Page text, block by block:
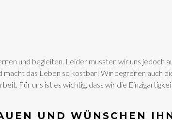
und begleiten. Leider mussten wir uns jedoch
das Leben so kostbar! Wir begreifen auch
Für uns ist es wichtig, dass wir die
UND WÜNSCHEN